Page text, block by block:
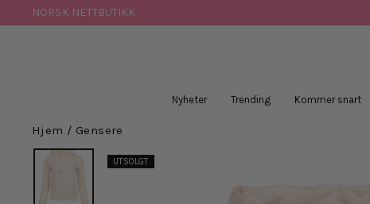
til
NORSK NETTBUTIKK
Nyheter Trending Kommer snart
Hjem / Gensere
UTSOLGT